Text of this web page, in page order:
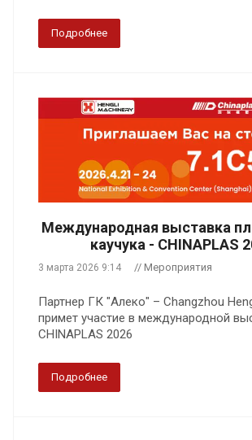
Подробнее
Международная выставка
каучука - CHINAPLAS
3 марта 2026 9:14 // Мероприятия
Партнер ГК "Алеко" – Changzhou
примет участие в международной
CHINAPLAS 2026
Подробнее